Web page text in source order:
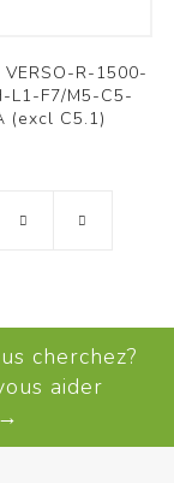
R-1500-
L1-F7/M5-C5-
(excl C5.1)
cherchez?
aider